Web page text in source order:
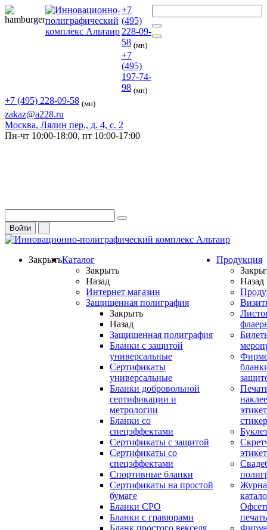
+7
(495)
228-09-
58 (мн)
+7
(495)
197-74-
98 (мн)
+7 (495) 228-09-58 (мн)
zakaz@a228.ru
Москва, Лялин пер., д. 4, с. 2
Пн-чт 10:00-18:00, пт 10:00-17:00
Войти
ЗакрытьКаталог
Закрыть
Назад
Интернет магазин
Защищенная полиграфия
Закрыть
Назад
Защищенная полиграфия
Бланки с защитой
универсальные
Сертификаты
универсальные
Бланки добровольной
сертификации и
метрологии
Бланки со
спецэффектами
Сертификаты с защитой
Сертификаты со
спецэффектами
Спортивные бланки
Cертификаты на простой
бумаге
Бланки СРО
Бланки с гравюрами
Бланк простого векселя
Продукция
Назад
печать